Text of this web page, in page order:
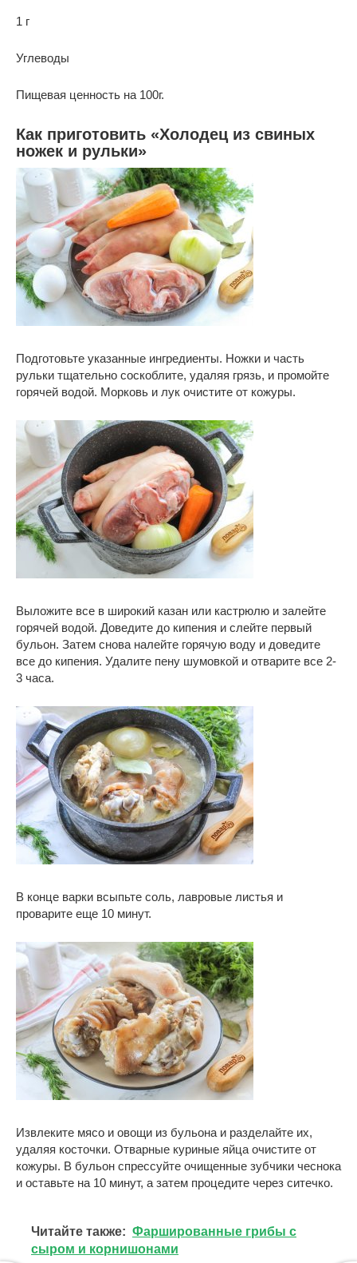
1 г
Углеводы
Пищевая ценность на 100г.
Как приготовить «Холодец из свиных
ножек и рульки»
Подготовьте указанные ингредиенты. Ножки и часть
рульки тщательно соскоблите, удаляя грязь, и промойте
горячей водой. Морковь и лук очистите от кожуры.
Выложите все в широкий казан или кастрюлю и залейте
горячей водой. Доведите до кипения и слейте первый
бульон. Затем снова налейте горячую воду и доведите
все до кипения. Удалите пену шумовкой и отварите все 2-
3 часа.
В конце варки всыпьте соль, лавровые листья и
проварите еще 10 минут.
Извлеките мясо и овощи из бульона и разделайте их,
удаляя косточки. Отварные куриные яйца очистите от
кожуры. В бульон спрессуйте очищенные зубчики чеснока
и оставьте на 10 минут, а затем процедите через ситечко.
Читайте также: Фаршированные грибы с
сыром и корнишонами